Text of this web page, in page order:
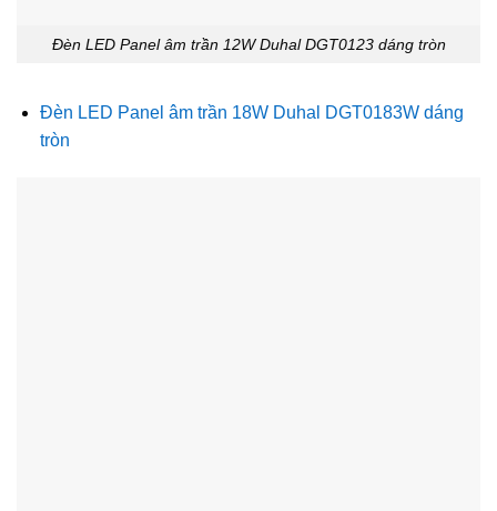
Đèn LED Panel âm trần 12W Duhal DGT0123 dáng tròn
Đèn LED Panel âm trần 18W Duhal DGT0183W dáng
tròn